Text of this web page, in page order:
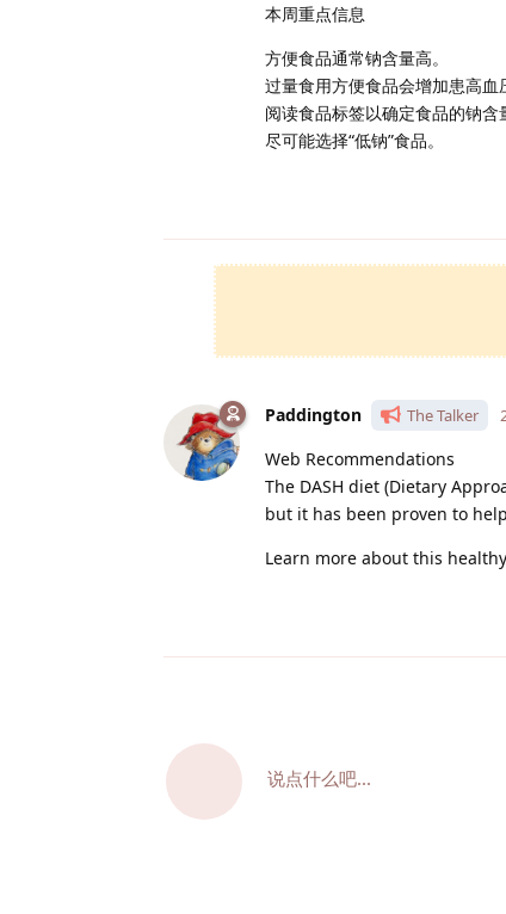
本周重点信息
方便食品通常钠含量高。
过量食用方便食品会增加患高血
阅读食品标签以确定食品的钠含
尽可能选择“低钠”食品。
Paddington The Talker
Web Recommendations
The DASH diet (Dietary
but it has been proven to
Learn more about this
说点什么吧...